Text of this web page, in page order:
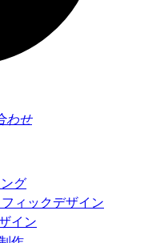
わせ
グ
ィックデザイン
イン